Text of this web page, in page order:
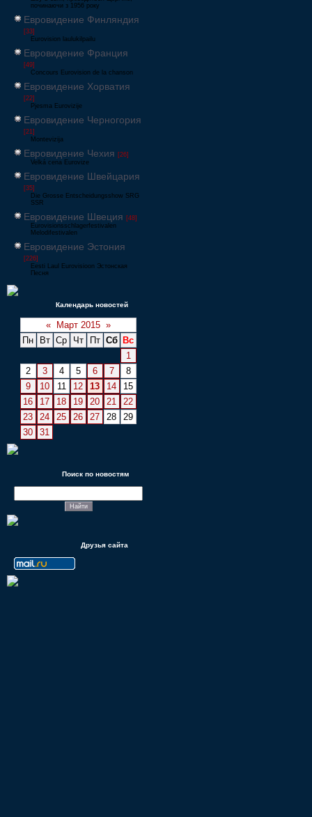
починаючи з 1956 року
Евровидение Финляндия
[33]
Eurovision laulukilpailu
Евровидение Франция
[49]
Concours Eurovision de la chanson
Евровидение Хорватия
[22]
Pjesma Eurovizije
Евровидение Черногория
[21]
Montevizija
Евровидение Чехия [26]
Velká cena Eurovize
Евровидение Швейцария
[35]
Die Grosse Entscheidungsshow SRG
SSR
Евровидение Швеция [48]
Eurovisionsschlagerfestivalen
Melodifestivalen
Евровидение Эстония
[226]
Eesti Laul Eurovisioon Эстонская
Песня
Календарь новостей
« Март 2015 »
Пн
Вт Ср Чт Пт Сб
Вс
1
2
3 4 5 6 7
8
9
10 11 12 13 14
15
16
17 18 19 20 21
22
23
24 25 26 27 28
29
30
31
Поиск по новостям
Друзья сайта